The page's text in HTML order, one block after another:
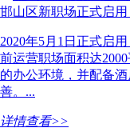
邯山区新职场正式启用
2020年5月1日正式启
前运营职场面积达
的办公环境，并配备
善。...
详情查看>>